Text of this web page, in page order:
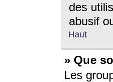
des
abusif
Haut
» Que
Les